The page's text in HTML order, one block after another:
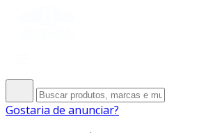
Gostaria de anunciar?